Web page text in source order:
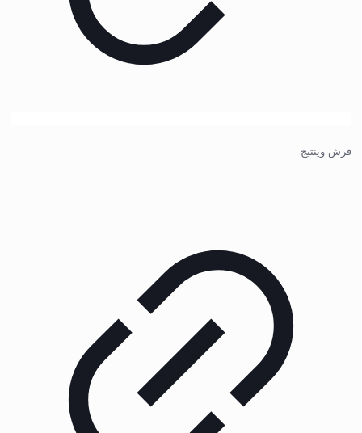
فرش وینتیج